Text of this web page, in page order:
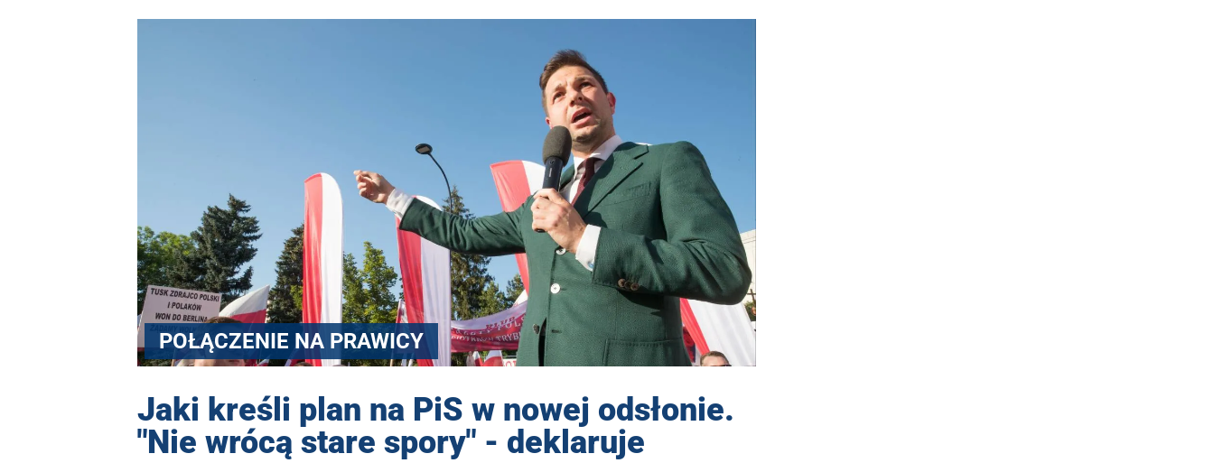
POŁĄCZENIE NA PRAWICY
Jaki kreśli plan na PiS w nowej odsłonie.
"Nie wrócą stare spory" - deklaruje